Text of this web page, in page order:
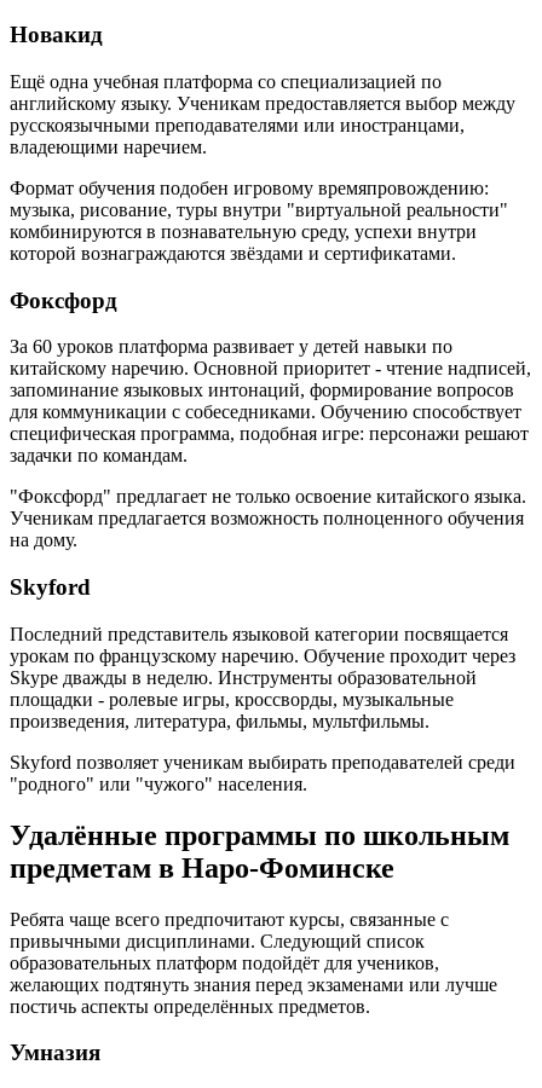
Новакид
Ещё одна учебная платформа со специализацией по
английскому языку. Ученикам предоставляется выбор между
русскоязычными преподавателями или иностранцами,
владеющими наречием.
Формат обучения подобен игровому времяпровождению:
музыка, рисование, туры внутри "виртуальной реальности"
комбинируются в познавательную среду, успехи внутри
которой вознаграждаются звёздами и сертификатами.
Фоксфорд
За 60 уроков платформа развивает у детей навыки по
китайскому наречию. Основной приоритет - чтение надписей,
запоминание языковых интонаций, формирование вопросов
для коммуникации с собеседниками. Обучению способствует
специфическая программа, подобная игре: персонажи решают
задачки по командам.
"Фоксфорд" предлагает не только освоение китайского языка.
Ученикам предлагается возможность полноценного обучения
на дому.
Skyford
Последний представитель языковой категории посвящается
урокам по французскому наречию. Обучение проходит через
Skype дважды в неделю. Инструменты образовательной
площадки - ролевые игры, кроссворды, музыкальные
произведения, литература, фильмы, мультфильмы.
Skyford позволяет ученикам выбирать преподавателей среди
"родного" или "чужого" населения.
Удалённые программы по школьным
предметам в Наро-Фоминске
Ребята чаще всего предпочитают курсы, связанные с
привычными дисциплинами. Следующий список
образовательных платформ подойдёт для учеников,
желающих подтянуть знания перед экзаменами или лучше
постичь аспекты определённых предметов.
Умназия